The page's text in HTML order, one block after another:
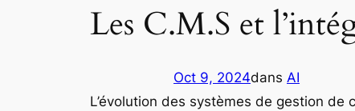
Les C.M.S et
Oct 9, 2024dans AI
L’évolution des systèmes de gestion